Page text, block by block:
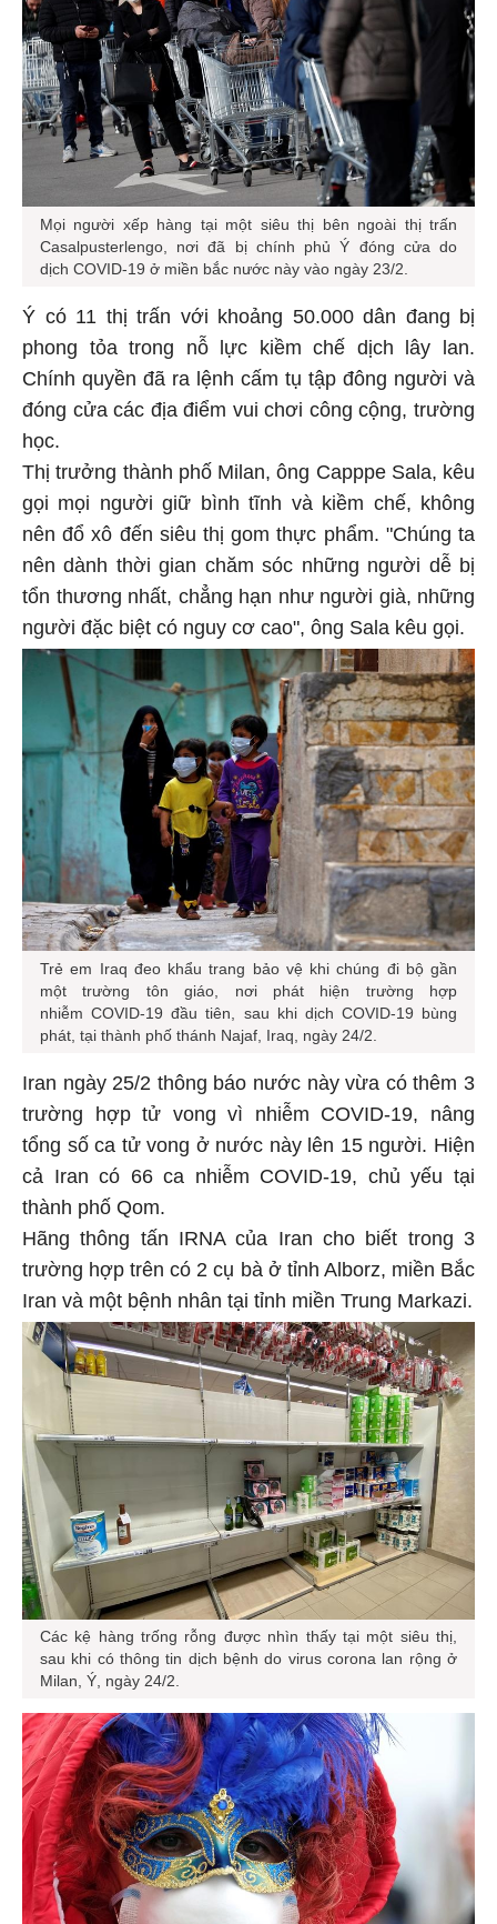
Mọi người xếp hàng tại một siêu thị bên ngoài thị trấn
Casalpusterlengo, nơi đã bị chính phủ Ý đóng cửa do
dịch COVID-19 ở miền bắc nước này vào ngày 23/2.
Ý có 11 thị trấn với khoảng 50.000 dân đang bị
phong tỏa trong nỗ lực kiềm chế dịch lây lan.
Chính quyền đã ra lệnh cấm tụ tập đông người và
đóng cửa các địa điểm vui chơi công cộng, trường
học.
Thị trưởng thành phố Milan, ông Capppe Sala, kêu
gọi mọi người giữ bình tĩnh và kiềm chế, không
nên đổ xô đến siêu thị gom thực phẩm. "Chúng ta
nên dành thời gian chăm sóc những người dễ bị
tổn thương nhất, chẳng hạn như người già, những
người đặc biệt có nguy cơ cao", ông Sala kêu gọi.
Trẻ em Iraq đeo khẩu trang bảo vệ khi chúng đi bộ gần
một trường tôn giáo, nơi phát hiện trường hợp
nhiễm COVID-19 đầu tiên, sau khi dịch COVID-19 bùng
phát, tại thành phố thánh Najaf, Iraq, ngày 24/2.
Iran ngày 25/2 thông báo nước này vừa có thêm 3
trường hợp tử vong vì nhiễm COVID-19, nâng
tổng số ca tử vong ở nước này lên 15 người. Hiện
cả Iran có 66 ca nhiễm COVID-19, chủ yếu tại
thành phố Qom.
Hãng thông tấn IRNA của Iran cho biết trong 3
trường hợp trên có 2 cụ bà ở tỉnh Alborz, miền Bắc
Iran và một bệnh nhân tại tỉnh miền Trung Markazi.
Các kệ hàng trống rỗng được nhìn thấy tại một siêu thị,
sau khi có thông tin dịch bệnh do virus corona lan rộng ở
Milan, Ý, ngày 24/2.